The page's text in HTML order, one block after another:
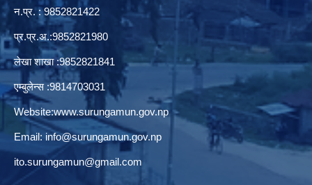
न.प्र. : 9852821422
प्र.प्र.अ.:9852821980
लेखा शाखा :9852821841
एम्बुलेन्स :9814703031
Website:www.surungamun.gov.np
Email: info@surungamun.gov.np
ito.surungamun@gmail.com